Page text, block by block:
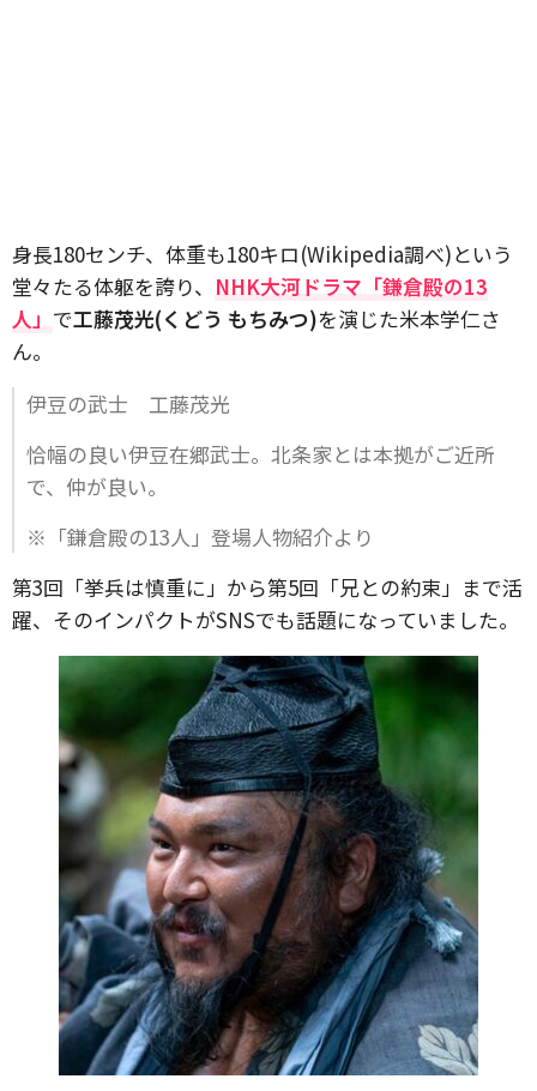
身長180センチ、体重も180キロ(Wikipedia調べ)という
堂々たる体躯を誇り、 NHK大河ドラマ「鎌倉殿の13
人」 で工藤茂光(くどう もちみつ)を演じた米本学仁さ
ん。
伊豆の武士 工藤茂光
恰幅の良い伊豆在郷武士。北条家とは本拠がご近所
で、仲が良い。
※「鎌倉殿の13人」登場人物紹介より
第3回「挙兵は慎重に」から第5回「兄との約束」まで活
躍、そのインパクトがSNSでも話題になっていました。